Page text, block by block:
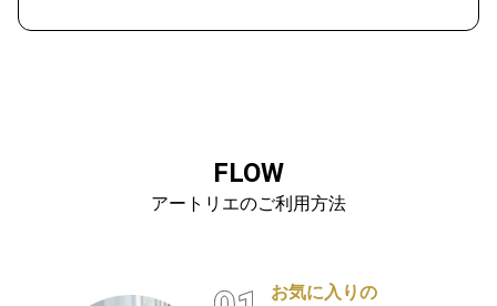
FLOW
アートリエのご利用方法
お気に入りの